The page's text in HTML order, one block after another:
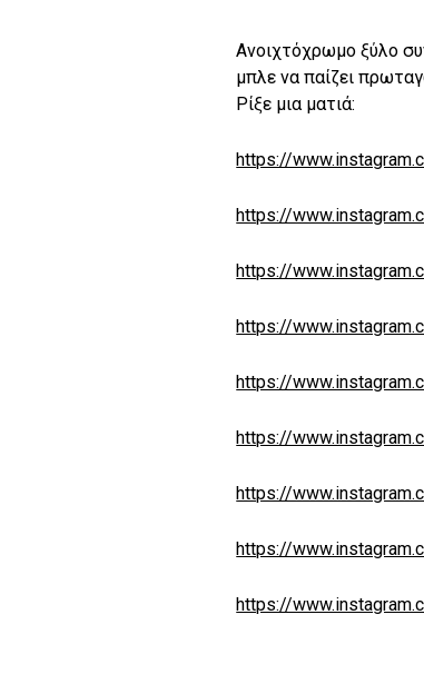
Ανοιχτόχρωμο ξύλο
μπλε να παίζει
Ρίξε μια ματιά:
https://
https://
https://
https://
https://
https://
https://
https://
https://